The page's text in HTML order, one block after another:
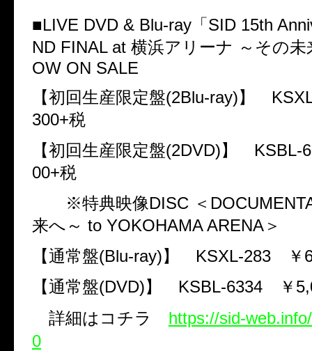
■LIVE DVD & Blu-ray 「SID 15th
ND FINAL at 横浜アリーナ ～その
OW ON SALE
【初回生産限定盤(2Blu-ray)】
300+税
【初回生産限定盤(2DVD)】 KSBL-
00+税
※特典映像DISC ＜
来へ～ to YOKOHAMA ARENA ＞
【通常盤(Blu-ray)】 KSXL-283 ￥
【通常盤(DVD)】 KSBL-6334 ￥
詳細はコチラ https://sid-
0